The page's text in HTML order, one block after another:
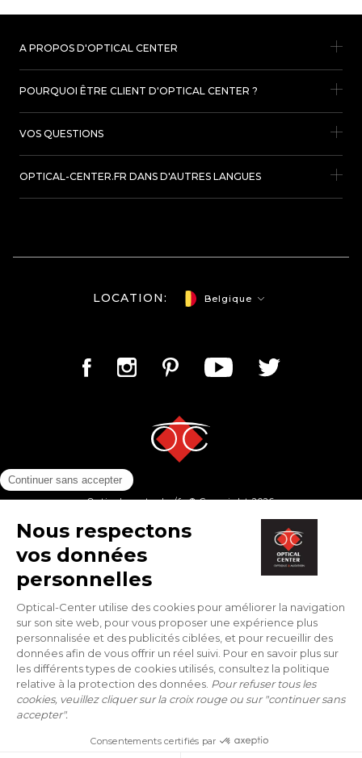
COMMANDER LA MONTURE
A PROPOS D'OPTICAL CENTER
POURQUOI ÊTRE CLIENT D'OPTICAL CENTER ?
VOS QUESTIONS
OPTICAL-CENTER.FR DANS D'AUTRES LANGUES
LOCATION: Belgique
Optical-center.be/fr © Copyright 2026
By: Tobeweb- Concept & Design: